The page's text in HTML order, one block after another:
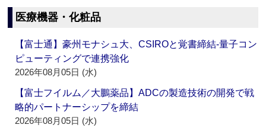
医療機器・化粧品
【富士通】豪州モナシュ大、CSIROと覚書締結‐量子コン
ピューティングで連携強化
2026年08月05日 (水)
【富士フイルム／大鵬薬品】ADCの製造技術の開発で戦
略的パートナーシップを締結
2026年08月05日 (水)